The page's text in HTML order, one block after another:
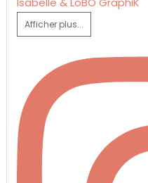
Afficher plus...